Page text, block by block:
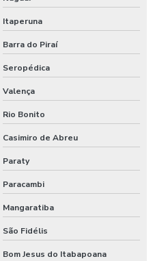
Itaperuna
Barra do Piraí
Seropédica
Valença
Rio Bonito
Casimiro de Abreu
Paraty
Paracambi
Mangaratiba
São Fidélis
Bom Jesus do Itabapoana